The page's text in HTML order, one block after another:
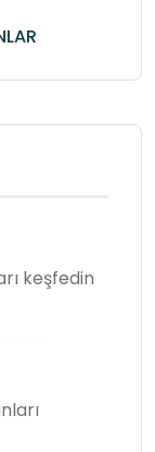
keşfedin